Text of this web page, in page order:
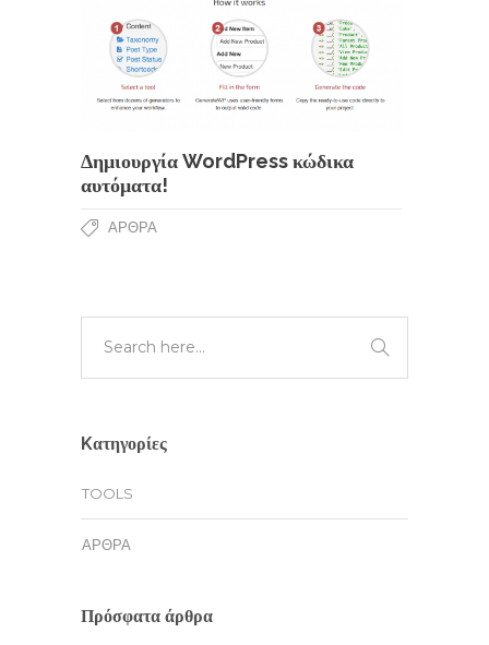
Δημιουργία WordPress κώδικα
αυτόματα!
ΆΡΘΡΑ
Kατηγορίες
TOOLS
ΆΡΘΡΑ
Πρόσφατα άρθρα